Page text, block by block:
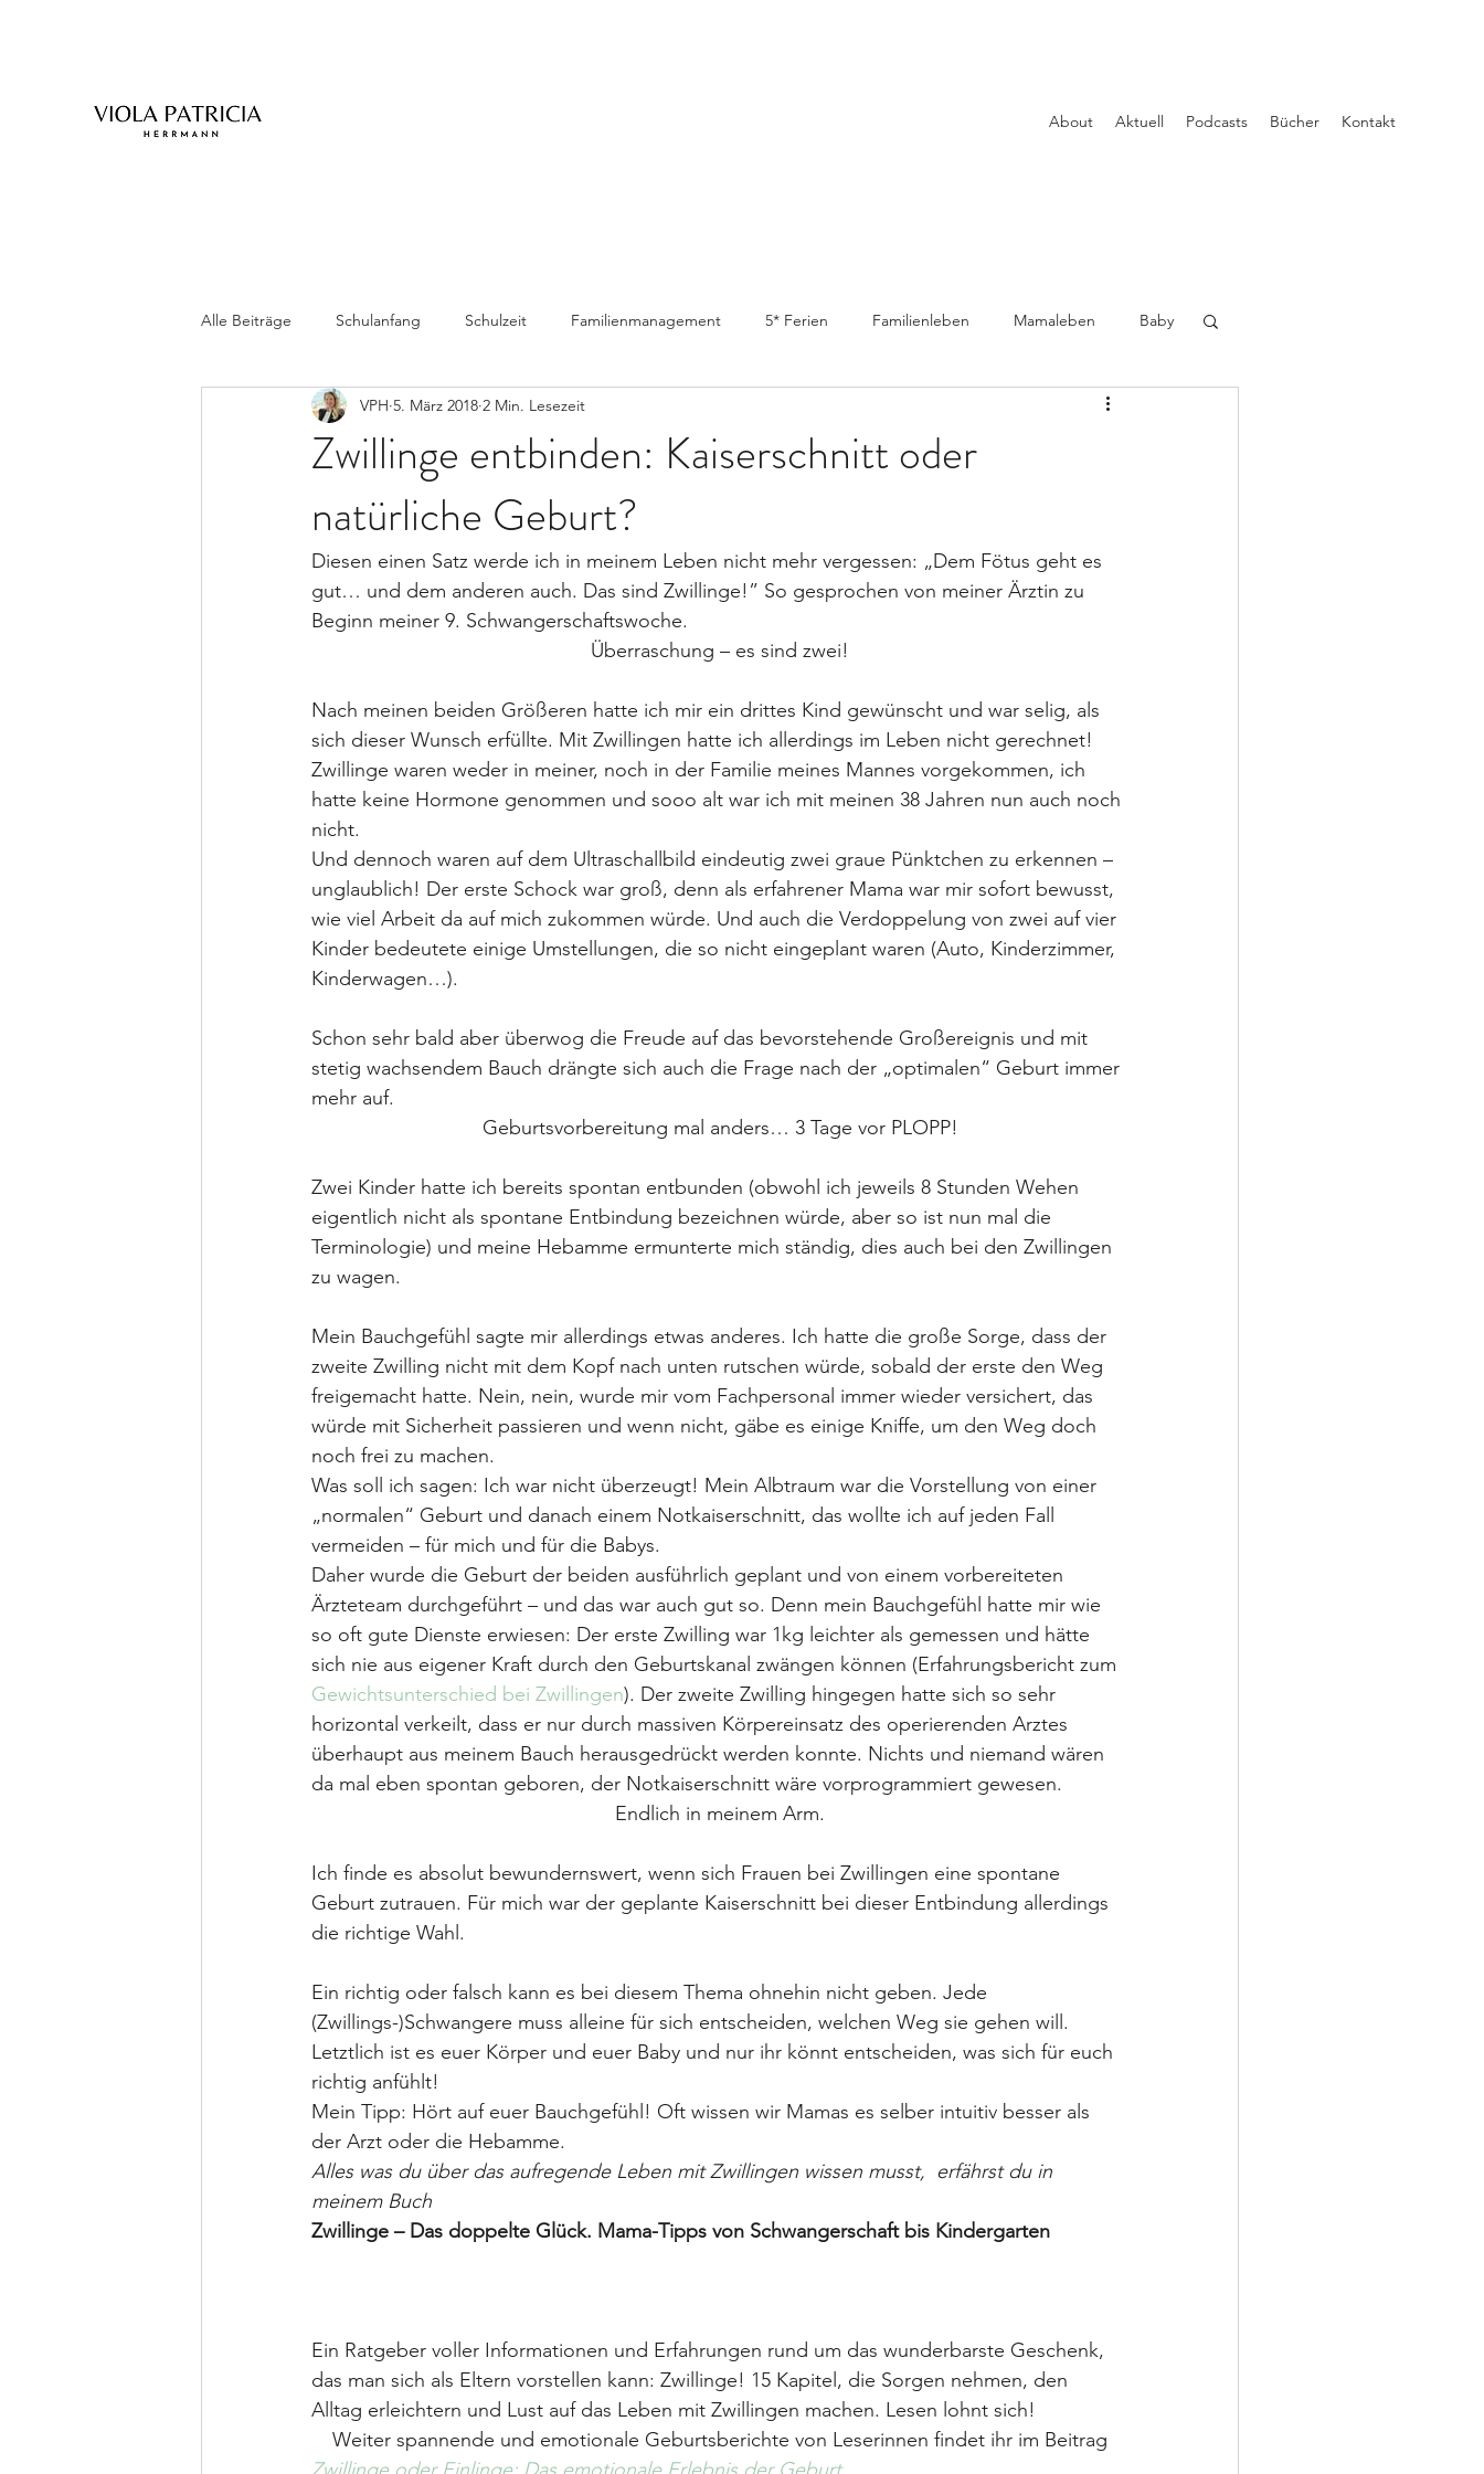
About Aktuell Podcasts Bücher Kontakt
Alle Beiträge Schulanfang Schulzeit Familienmanagement 5* Ferien Familienleben Mamaleben Baby
Zwillinge entbinden: Kaiserschnitt oder
natürliche Geburt?
VPH 5. März 2018 2 Min. Lesezeit
Diesen einen Satz werde ich in meinem Leben nicht mehr vergessen: „Dem Fötus geht es
gut… und dem anderen auch. Das sind Zwillinge!” So gesprochen von meiner Ärztin zu
Beginn meiner 9. Schwangerschaftswoche.
Überraschung – es sind zwei!
Nach meinen beiden Größeren hatte ich mir ein drittes Kind gewünscht und war selig, als
sich dieser Wunsch erfüllte. Mit Zwillingen hatte ich allerdings im Leben nicht gerechnet!
Zwillinge waren weder in meiner, noch in der Familie meines Mannes vorgekommen, ich
hatte keine Hormone genommen und sooo alt war ich mit meinen 38 Jahren nun auch noch
nicht.
Und dennoch waren auf dem Ultraschallbild eindeutig zwei graue Pünktchen zu erkennen –
unglaublich! Der erste Schock war groß, denn als erfahrener Mama war mir sofort bewusst,
wie viel Arbeit da auf mich zukommen würde. Und auch die Verdoppelung von zwei auf vier
Kinder bedeutete einige Umstellungen, die so nicht eingeplant waren (Auto, Kinderzimmer,
Kinderwagen…).
Schon sehr bald aber überwog die Freude auf das bevorstehende Großereignis und mit
stetig wachsendem Bauch drängte sich auch die Frage nach der „optimalen“ Geburt immer
mehr auf.
Geburtsvorbereitung mal anders… 3 Tage vor PLOPP!
Zwei Kinder hatte ich bereits spontan entbunden (obwohl ich jeweils 8 Stunden Wehen
eigentlich nicht als spontane Entbindung bezeichnen würde, aber so ist nun mal die
Terminologie) und meine Hebamme ermunterte mich ständig, dies auch bei den Zwillingen
zu wagen.
Mein Bauchgefühl sagte mir allerdings etwas anderes. Ich hatte die große Sorge, dass der
zweite Zwilling nicht mit dem Kopf nach unten rutschen würde, sobald der erste den Weg
freigemacht hatte. Nein, nein, wurde mir vom Fachpersonal immer wieder versichert, das
würde mit Sicherheit passieren und wenn nicht, gäbe es einige Kniffe, um den Weg doch
noch frei zu machen.
Was soll ich sagen: Ich war nicht überzeugt! Mein Albtraum war die Vorstellung von einer
„normalen“ Geburt und danach einem Notkaiserschnitt, das wollte ich auf jeden Fall
vermeiden – für mich und für die Babys.
Daher wurde die Geburt der beiden ausführlich geplant und von einem vorbereiteten
Ärzteteam durchgeführt – und das war auch gut so. Denn mein Bauchgefühl hatte mir wie
so oft gute Dienste erwiesen: Der erste Zwilling war 1kg leichter als gemessen und hätte
sich nie aus eigener Kraft durch den Geburtskanal zwängen können (Erfahrungsbericht zum
Gewichtsunterschied bei Zwillingen). Der zweite Zwilling hingegen hatte sich so sehr
horizontal verkeilt, dass er nur durch massiven Körpereinsatz des operierenden Arztes
überhaupt aus meinem Bauch herausgedrückt werden konnte. Nichts und niemand wären
da mal eben spontan geboren, der Notkaiserschnitt wäre vorprogrammiert gewesen.
Endlich in meinem Arm.
Ich finde es absolut bewundernswert, wenn sich Frauen bei Zwillingen eine spontane
Geburt zutrauen. Für mich war der geplante Kaiserschnitt bei dieser Entbindung allerdings
die richtige Wahl.
Ein richtig oder falsch kann es bei diesem Thema ohnehin nicht geben. Jede
(Zwillings-)Schwangere muss alleine für sich entscheiden, welchen Weg sie gehen will.
Letztlich ist es euer Körper und euer Baby und nur ihr könnt entscheiden, was sich für euch
richtig anfühlt!
Mein Tipp: Hört auf euer Bauchgefühl! Oft wissen wir Mamas es selber intuitiv besser als
der Arzt oder die Hebamme.
Alles was du über das aufregende Leben mit Zwillingen wissen musst,  erfährst du in
meinem Buch
Zwillinge – Das doppelte Glück. Mama-Tipps von Schwangerschaft bis Kindergarten
Ein Ratgeber voller Informationen und Erfahrungen rund um das wunderbarste Geschenk,
das man sich als Eltern vorstellen kann: Zwillinge! 15 Kapitel, die Sorgen nehmen, den
Alltag erleichtern und Lust auf das Leben mit Zwillingen machen. Lesen lohnt sich!
Weiter spannende und emotionale Geburtsberichte von Leserinnen findet ihr im Beitrag